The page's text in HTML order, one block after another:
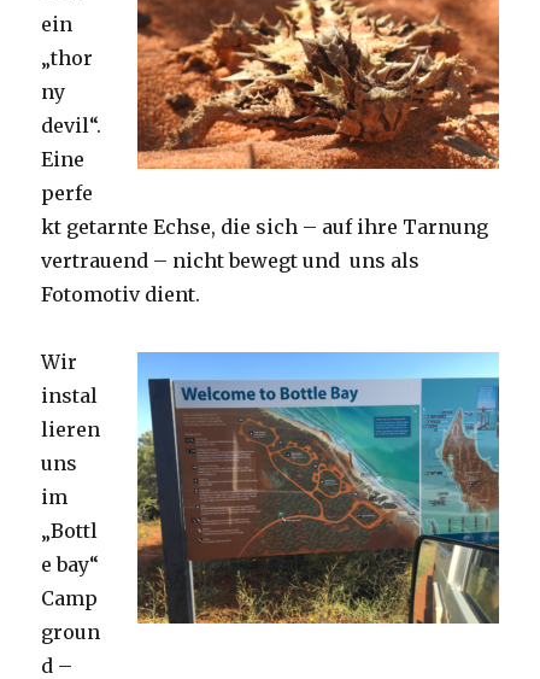
ein
„thor
ny
devil“.
Eine
perfe
kt getarnte Echse, die sich – auf ihre Tarnung
vertrauend – nicht bewegt und uns als
Fotomotiv dient.
Wir
instal
lieren
uns
im
„Bottl
e bay“
Camp
groun
d –